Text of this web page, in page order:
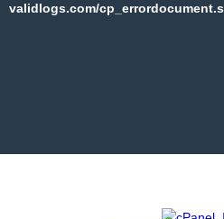
validlogs.com/